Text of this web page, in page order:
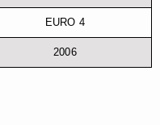
EURO 4
2006